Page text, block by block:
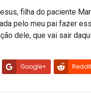
filha do paciente
pelo meu pai fazer
dele, que vai sair
Google+ ReddIt